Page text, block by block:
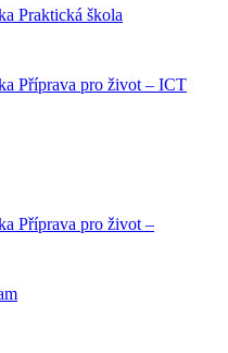
Praktická škola
Příprava pro život – ICT
Příprava pro život –